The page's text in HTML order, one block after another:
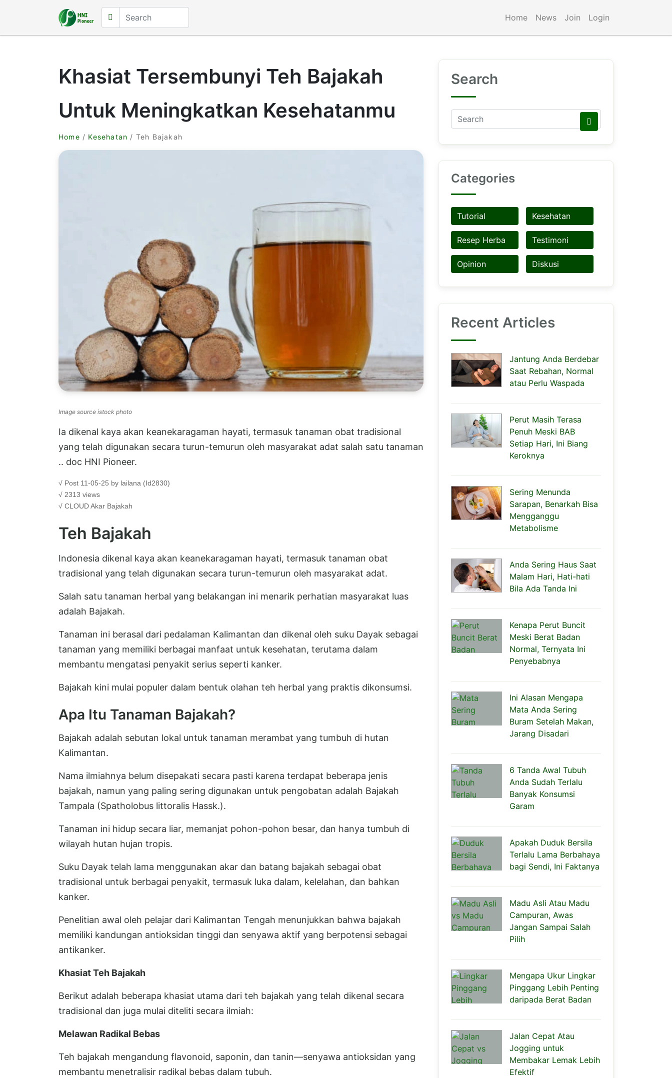
Home News Join Login
Khasiat Tersembunyi Teh Bajakah
Untuk Meningkatkan Kesehatanmu
Home / Kesehatan / Teh Bajakah
Image source istock photo
Ia dikenal kaya akan keanekaragaman hayati, termasuk tanaman obat tradisional
yang telah digunakan secara turun-temurun oleh masyarakat adat salah satu tanaman
.. doc HNI Pioneer.
√ Post 11-05-25 by lailana (Id2830)
√ 2313 views
√ CLOUDAkar Bajakah
Teh Bajakah
Indonesia dikenal kaya akan keanekaragaman hayati, termasuk tanaman obat
tradisional yang telah digunakan secara turun-temurun oleh masyarakat adat.
Salah satu tanaman herbal yang belakangan ini menarik perhatian masyarakat luas
adalah Bajakah.
Tanaman ini berasal dari pedalaman Kalimantan dan dikenal oleh suku Dayak sebagai
tanaman yang memiliki berbagai manfaat untuk kesehatan, terutama dalam
membantu mengatasi penyakit serius seperti kanker.
Bajakah kini mulai populer dalam bentuk olahan teh herbal yang praktis dikonsumsi.
Apa Itu Tanaman Bajakah?
Bajakah adalah sebutan lokal untuk tanaman merambat yang tumbuh di hutan
Kalimantan.
Nama ilmiahnya belum disepakati secara pasti karena terdapat beberapa jenis
bajakah, namun yang paling sering digunakan untuk pengobatan adalah Bajakah
Tampala (Spatholobus littoralis Hassk.).
Tanaman ini hidup secara liar, memanjat pohon-pohon besar, dan hanya tumbuh di
wilayah hutan hujan tropis.
Suku Dayak telah lama menggunakan akar dan batang bajakah sebagai obat
tradisional untuk berbagai penyakit, termasuk luka dalam, kelelahan, dan bahkan
kanker.
Penelitian awal oleh pelajar dari Kalimantan Tengah menunjukkan bahwa bajakah
memiliki kandungan antioksidan tinggi dan senyawa aktif yang berpotensi sebagai
antikanker.
Khasiat Teh Bajakah
Berikut adalah beberapa khasiat utama dari teh bajakah yang telah dikenal secara
tradisional dan juga mulai diteliti secara ilmiah:
Melawan Radikal Bebas
Teh bajakah mengandung flavonoid, saponin, dan tanin—senyawa antioksidan yang
membantu menetralisir radikal bebas dalam tubuh.
Search
Categories
Tutorial Kesehatan
Resep Herba Testimoni
Opinion Diskusi
Recent Articles
Jantung Anda Berdebar
Saat Rebahan, Normal
atau Perlu Waspada
Perut Masih Terasa
Penuh Meski BAB
Setiap Hari, Ini Biang
Keroknya
Sering Menunda
Sarapan, Benarkah Bisa
Mengganggu
Metabolisme
Anda Sering Haus Saat
Malam Hari, Hati-hati
Bila Ada Tanda Ini
Kenapa Perut Buncit
Meski Berat Badan
Normal, Ternyata Ini
Penyebabnya
Ini Alasan Mengapa
Mata Anda Sering
Buram Setelah Makan,
Jarang Disadari
6 Tanda Awal Tubuh
Anda Sudah Terlalu
Banyak Konsumsi
Garam
Apakah Duduk Bersila
Terlalu Lama Berbahaya
bagi Sendi, Ini Faktanya
Madu Asli Atau Madu
Campuran, Awas
Jangan Sampai Salah
Pilih
Mengapa Ukur Lingkar
Pinggang Lebih Penting
daripada Berat Badan
Jalan Cepat Atau
Jogging untuk
Membakar Lemak Lebih
Efektif